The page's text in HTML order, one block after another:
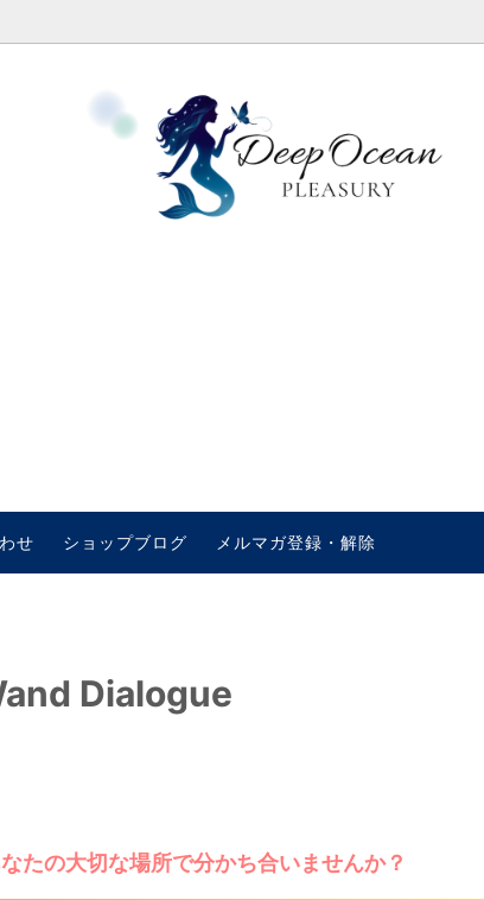
せ ショップブログ メルマガ登録・解除
Dialogue
たの大切な場所で分かち合いませんか？